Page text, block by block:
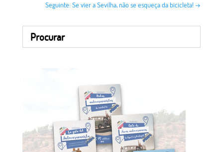
Seguinte: Se vier a Sevilha, não se esqueça da bicicleta! →